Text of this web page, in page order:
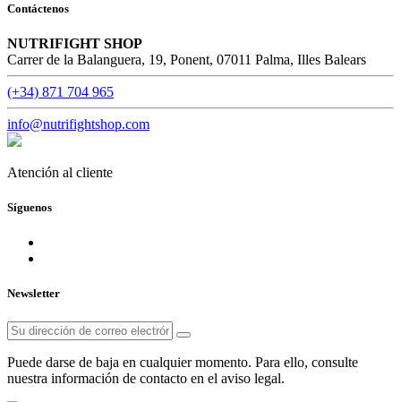
Contáctenos
NUTRIFIGHT SHOP
Carrer de la Balanguera, 19, Ponent, 07011 Palma, Illes Balears
(+34) 871 704 965
info@nutrifightshop.com
Atención al cliente
Síguenos
Newsletter
Puede darse de baja en cualquier momento. Para ello, consulte
nuestra información de contacto en el aviso legal.